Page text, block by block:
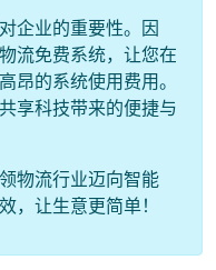
企业的重要性。因
流免费系统，让您在
昂的系统使用费用。
享科技带来的便捷与
物流行业迈向智能
，让生意更简单！